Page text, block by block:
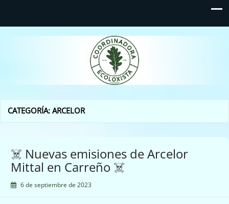
Coordinadora Ecoloxista
d'Asturies
CATEGORÍA:ARCELOR
☠️ Nuevas emisiones de Arcelor
Mittal en Carreño ☠️
6 de septiembre de 2023